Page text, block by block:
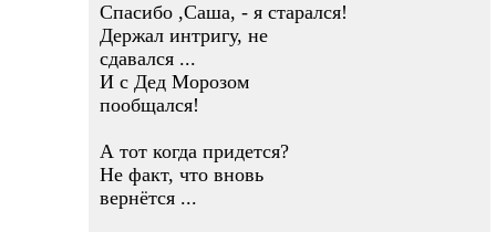
Спасибо ,Саша, - я старался!
Держал интригу, не
сдавался ...
И с Дед Морозом
пообщался!
А тот когда придется?
Не факт, что вновь
вернётся ...